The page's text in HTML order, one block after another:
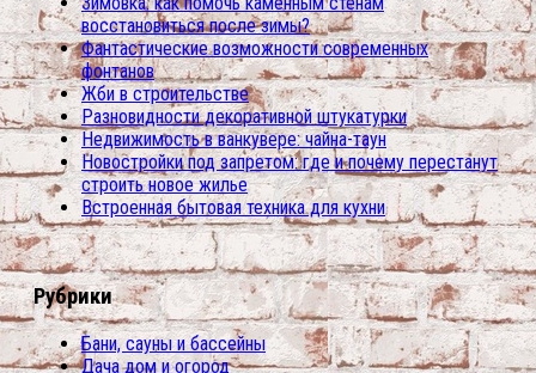
восстановиться после зимы?
Фантастические возможности современных
фонтанов
Жби в строительстве
Разновидности декоративной штукатурки
Недвижимость в ванкувере: чайна-таун
Новостройки под запретом: где и почему перестанут
строить новое жилье
Встроенная бытовая техника для кухни
Рубрики
Бани, сауны и бассейны
Дача дом и огород